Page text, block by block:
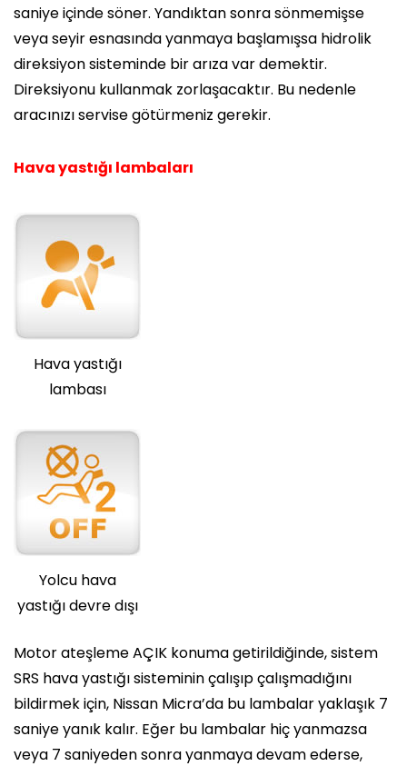
saniye içinde söner. Yandıktan sonra sönmemişse
veya seyir esnasında yanmaya başlamışsa hidrolik
direksiyon sisteminde bir arıza var demektir.
Direksiyonu kullanmak zorlaşacaktır. Bu nedenle
aracınızı servise götürmeniz gerekir.
Hava yastığı lambaları
Hava yastığı
lambası
Yolcu hava
yastığı devre dışı
Motor ateşleme AÇIK konuma getirildiğinde, sistem
SRS hava yastığı sisteminin çalışıp çalışmadığını
bildirmek için, Nissan Micra’da bu lambalar yaklaşık 7
saniye yanık kalır. Eğer bu lambalar hiç yanmazsa
veya 7 saniyeden sonra yanmaya devam ederse,